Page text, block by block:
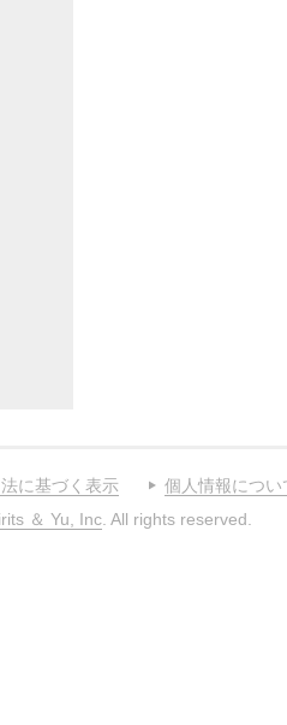
に基づく表示
個人情報につい
＆ Yu, Inc . All rights reserved.